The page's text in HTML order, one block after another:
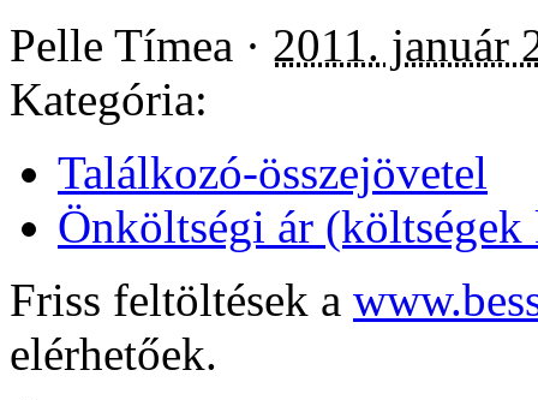
Pelle Tímea · 2011. január
Kategória:
Találkozó-összejövetel
Önköltségi ár
Friss feltöltések a
elérhetőek.